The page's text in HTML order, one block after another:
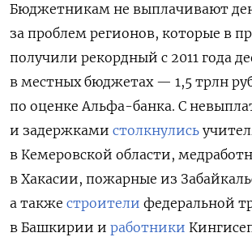
Бюджетникам не выплачивают
за проблем регионов, которые в
получили рекордный с 2011 года
в местных бюджетах — 1,5 трлн
по оценке Альфа-банка. С
и задержками столкнулись
в Кемеровской области,
в Хакасии, пожарные из
а также строители федеральной
в Башкирии и работники